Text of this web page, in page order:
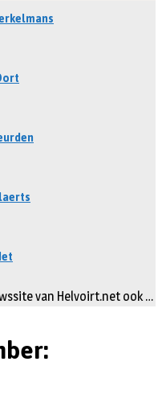
van Helvoirt.net ook …